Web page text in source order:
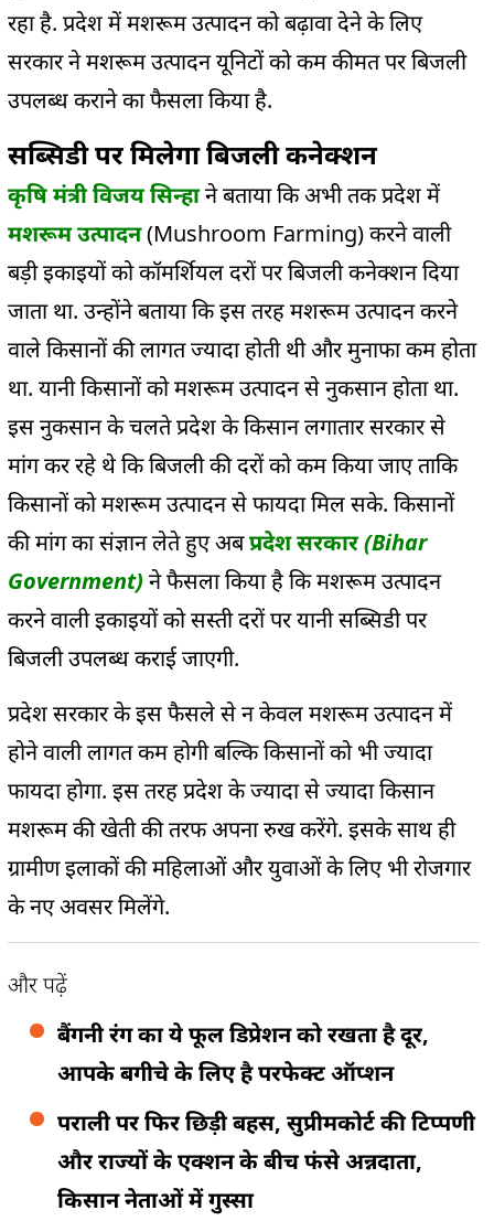
रहा है. प्रदेश में मशरूम उत्पादन को बढ़ावा देने के लिए
सरकार ने मशरूम उत्पादन यूनिटों को कम कीमत पर बिजली
उपलब्ध कराने का फैसला किया है.
सब्सिडी पर मिलेगा बिजली कनेक्शन
कृषि मंत्री विजय सिन्हाने बताया कि अभी तक प्रदेश में
मशरूम उत्पादन(Mushroom Farming) करने वाली
बड़ी इकाइयों को कॉमर्शियल दरों पर बिजली कनेक्शन दिया
जाता था. उन्होंने बताया कि इस तरह मशरूम उत्पादन करने
वाले किसानों की लागत ज्यादा होती थी और मुनाफा कम होता
था. यानी किसानों को मशरूम उत्पादन से नुकसान होता था.
इस नुकसान के चलते प्रदेश के किसान लगातार सरकार से
मांग कर रहे थे कि बिजली की दरों को कम किया जाए ताकि
किसानों को मशरूम उत्पादन से फायदा मिल सके. किसानों
की मांग का संज्ञान लेते हुए अबप्रदेश सरकार (Bihar
Government) ने फैसला किया है कि मशरूम उत्पादन
करने वाली इकाइयों को सस्ती दरों पर यानी सब्सिडी पर
बिजली उपलब्ध कराई जाएगी.
प्रदेश सरकार के इस फैसले से न केवल मशरूम उत्पादन में
होने वाली लागत कम होगी बल्कि किसानों को भी ज्यादा
फायदा होगा. इस तरह प्रदेश के ज्यादा से ज्यादा किसान
मशरूम की खेती की तरफ अपना रुख करेंगे. इसके साथ ही
ग्रामीण इलाकों की महिलाओं और युवाओं के लिए भी रोजगार
के नए अवसर मिलेंगे.
और पढ़ें
बैंगनी रंग का ये फूल डिप्रेशन को रखता है दूर,
आपके बगीचे के लिए है परफेक्ट ऑप्शन
पराली पर फिर छिड़ी बहस, सुप्रीमकोर्ट की टिप्पणी
और राज्यों के एक्शन के बीच फंसे अन्नदाता,
किसान नेताओं में गुस्सा